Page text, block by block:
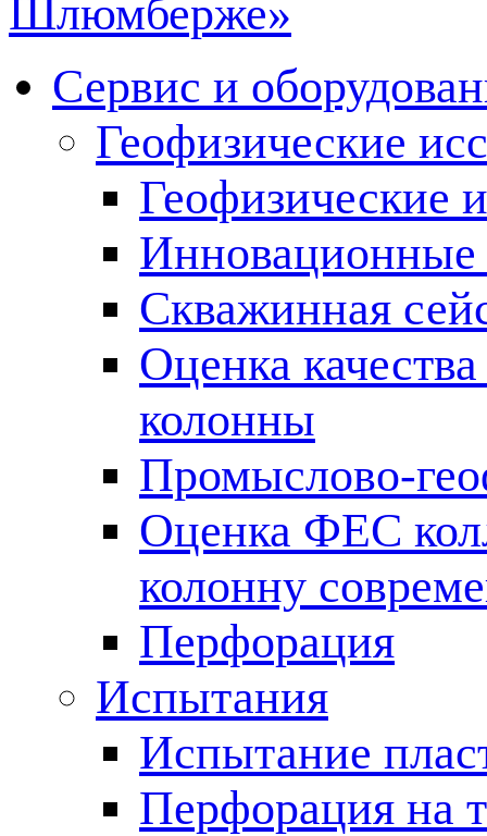
Сервис и
Геофизические
Геофизические
Инновационные
Скважинная
Оценка
колонны
Промыслово-
Оценка ФЕС
колонну
Перфорация
Испытания
Испытание
Перфорация на